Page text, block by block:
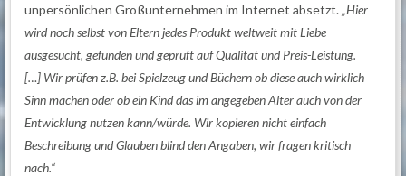
unpersönlichen Großunternehmen im Internet absetzt.„Hier
wird noch selbst von Eltern jedes Produkt weltweit mit Liebe
ausgesucht, gefunden und geprüft auf Qualität und Preis-Leistung.
[…] Wir prüfen z.B. bei Spielzeug und Büchern ob diese auch wirklich
Sinn machen oder ob ein Kind das im angegeben Alter auch von der
Entwicklung nutzen kann/würde. Wir kopieren nicht einfach
Beschreibung und Glauben blind den Angaben, wir fragen kritisch
nach.“